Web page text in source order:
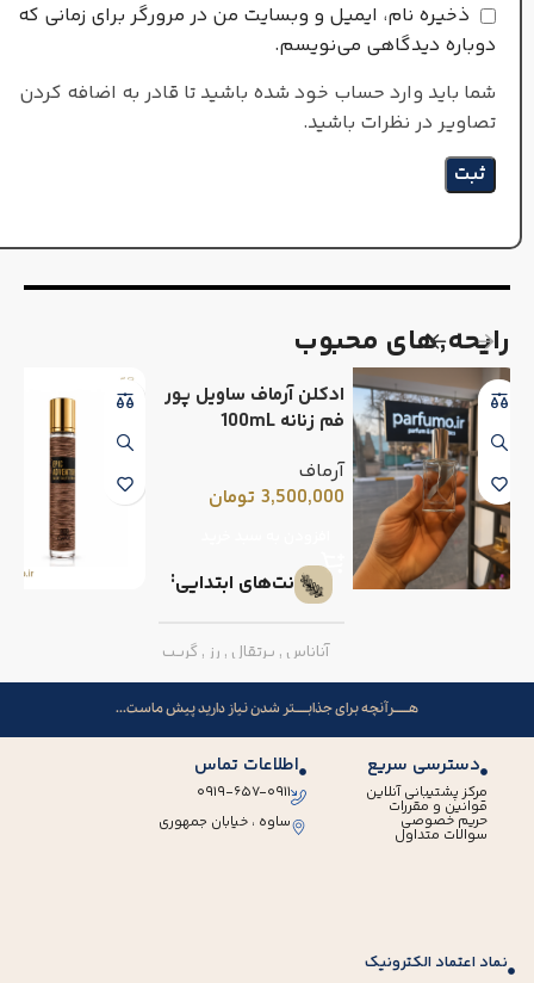
ذخیره نام، ایمیل و وبسایت من در مرورگر برای زمانی که
دوباره دیدگاهی می‌نویسم.
شما باید وارد حساب خود شده باشید تا قادر به اضافه کردن
تصاویر در نظرات باشید.
رایحه٬های محبوب
ادکلن آرماف ساویل پور
فم زنانه 100mL
آرماف
3,500,000 تومان
نت‌های ابتدایی
آناناس , پرتقال , رز , گریپ
فلفل صورتی,میوه گل
ساعت
هــــــرآنچه برای جذابـــــتر شدن نیاز دارید پیش ماست...
دسترسی سریع
مرکز پشتیبانی آنلاین
قوانین و مقررات
حریم خصوصی
سوالات متداول
اطلاعات تماس
۰۹۱۹-۶۵۷-۰۹۱۱
ساوه ، خیابان جمهوری
نماد اعتماد الکترونیک